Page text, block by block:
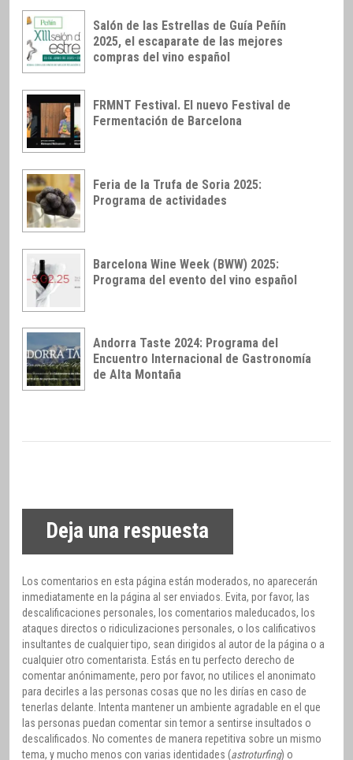
Salón de las Estrellas de Guía Peñín
2025, el escaparate de las mejores
compras del vino español
FRMNT Festival. El nuevo Festival de
Fermentación de Barcelona
Feria de la Trufa de Soria 2025:
Programa de actividades
Barcelona Wine Week (BWW) 2025:
Programa del evento del vino español
Andorra Taste 2024: Programa del
Encuentro Internacional de Gastronomía
de Alta Montaña
Deja una respuesta
Los comentarios en esta página están moderados, no aparecerán
inmediatamente en la página al ser enviados. Evita, por favor, las
descalificaciones personales, los comentarios maleducados, los
ataques directos o ridiculizaciones personales, o los calificativos
insultantes de cualquier tipo, sean dirigidos al autor de la página o a
cualquier otro comentarista. Estás en tu perfecto derecho de
comentar anónimamente, pero por favor, no utilices el anonimato
para decirles a las personas cosas que no les dirías en caso de
tenerlas delante. Intenta mantener un ambiente agradable en el que
las personas puedan comentar sin temor a sentirse insultados o
descalificados. No comentes de manera repetitiva sobre un mismo
tema, y mucho menos con varias identidades (astroturfing) o